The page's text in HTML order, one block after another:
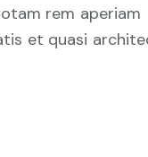
rem aperiam
et quasi